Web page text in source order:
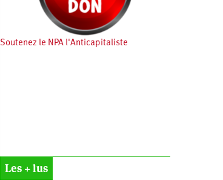
Soutenez le NPA l'Anticapitaliste
Les + lus